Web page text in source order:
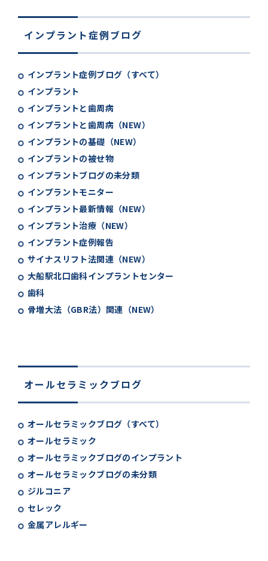
インプラント症例ブログ
インプラント症例ブログ（すべて）
インプラント
インプラントと歯周病
インプラントと歯周病（NEW）
インプラントの基礎（NEW）
インプラントの被せ物
インプラントブログの未分類
インプラントモニター
インプラント最新情報（NEW）
インプラント治療（NEW）
インプラント症例報告
サイナスリフト法関連（NEW）
大船駅北口歯科インプラントセンター
歯科
骨増大法（GBR法）関連（NEW）
オールセラミックブログ
オールセラミックブログ（すべて）
オールセラミック
オールセラミックブログのインプラント
オールセラミックブログの未分類
ジルコニア
セレック
金属アレルギー